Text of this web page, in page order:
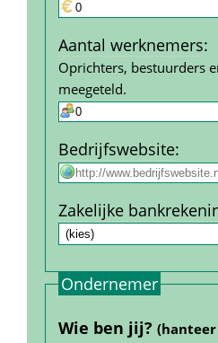
Aantal werk­nemers:
Oprichters, bestuurders
meegeteld.
Bedrijfs­website:
Zakelijke
Ondernemer
Wie ben jij?